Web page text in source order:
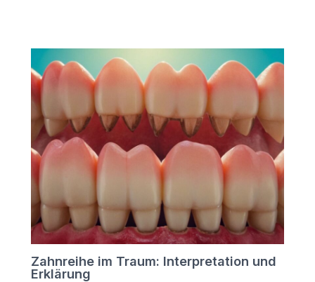
Zahnreihe im Traum: Interpretation und
Erklärung